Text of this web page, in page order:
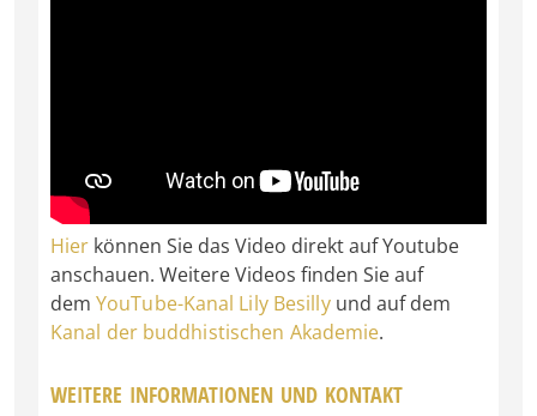
Hier können Sie das Video direkt auf Youtube
anschauen. Weitere Videos finden Sie auf
dem YouTube-Kanal Lily Besillyund auf dem
Kanal der buddhistischen Akademie.
WEITERE INFORMATIONEN UND KONTAKT